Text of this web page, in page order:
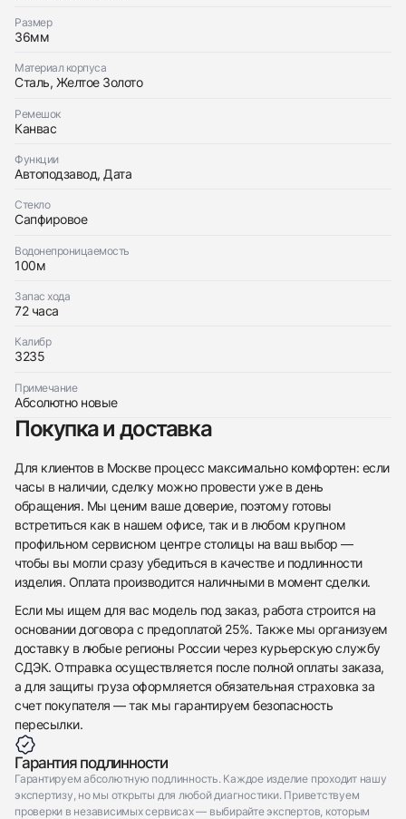
Размер
36мм
Материал корпуса
Сталь, Желтое Золото
Ремешок
Канвас
Функции
Автоподзавод, Дата
Стекло
Сапфировое
Водонепроницаемость
100м
Запас хода
72 часа
Калибр
3235
Примечание
Абсолютно новые
Покупка и доставка
Для клиентов в Москве процесс максимально комфортен: если
часы в наличии, сделку можно провести уже в день
обращения. Мы ценим ваше доверие, поэтому готовы
встретиться как в нашем офисе, так и в любом крупном
профильном сервисном центре столицы на ваш выбор —
чтобы вы могли сразу убедиться в качестве и подлинности
изделия. Оплата производится наличными в момент сделки.
Если мы ищем для вас модель под заказ, работа строится на
основании договора с предоплатой 25%. Также мы организуем
доставку в любые регионы России через курьерскую службу
СДЭК. Отправка осуществляется после полной оплаты заказа,
а для защиты груза оформляется обязательная страховка за
счет покупателя — так мы гарантируем безопасность
пересылки.
Гарантия подлинности
Гарантируем абсолютную подлинность. Каждое изделие проходит нашу
экспертизу, но мы открыты для любой диагностики. Приветствуем
проверки в независимых сервисах — выбирайте экспертов, которым
Заказать эти часы
Оставьте ваши контактные данные и мы свяжемся
с вами
Datejust 36Mm Mother Of Pearl Dial Steel Yellow
Gold
НовыеКоробка + Документы
$24,750
Отправить заявку
Трейд-ин часов
Оставьте ваши контактные данные и мы свяжемся
с вами
Rolex
Datejust 36Mm Mother Of Pearl Dial Steel Yellow
Gold
НовыеКоробка + Документы
Отправить заявку